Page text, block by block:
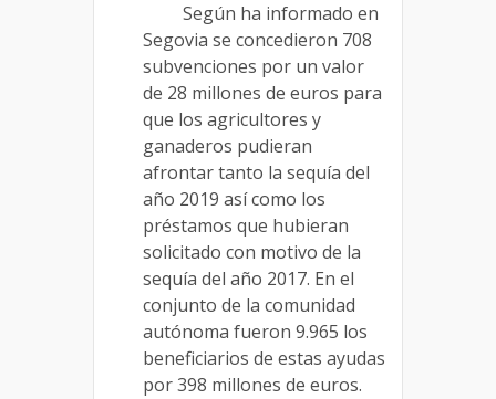
Según ha informado en
Segovia se concedieron 708
subvenciones por un valor
de 28 millones de euros para
que los agricultores y
ganaderos pudieran
afrontar tanto la sequía del
año 2019 así como los
préstamos que hubieran
solicitado con motivo de la
sequía del año 2017. En el
conjunto de la comunidad
autónoma fueron 9.965 los
beneficiarios de estas ayudas
por 398 millones de euros.